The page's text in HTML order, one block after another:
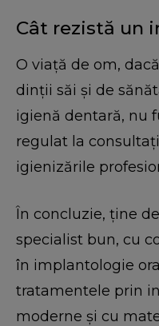
Cât rezistă un
O viață de om,
dinții săi și de
igienă dentară, nu
regulat la
igienizările
În concluzie, ține
specialist bun, cu
în implantologie
tratamentele prin
moderne și cu